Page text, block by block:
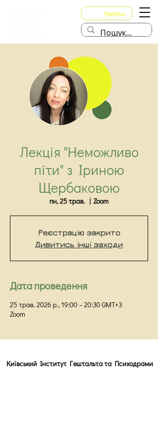
Увійти
Лекція "Неможливо
піти" з Іриною
Щербаковою
пн, 25 трав.
  |
Zoom
Реєстрацію закрито
Дивитись інші заходи
Дата проведення
25 трав. 2026 р., 19:00 – 20:30 GMT+3
Zoom
Київський Інститут Гештальта та Психодрами